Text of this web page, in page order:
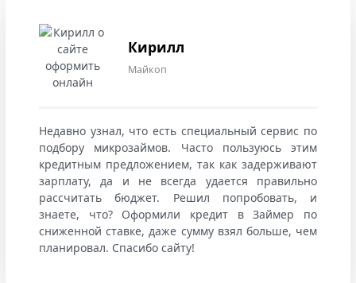
Кирилл
Майкоп
Недавно узнал, что есть специальный сервис по
подбору микрозаймов. Часто пользуюсь этим
кредитным предложением, так как задерживают
зарплату, да и не всегда удается правильно
рассчитать бюджет. Решил попробовать, и
знаете, что? Оформили кредит в Займер по
сниженной ставке, даже сумму взял больше, чем
планировал. Спасибо сайту!